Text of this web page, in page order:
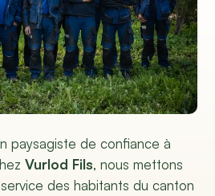
paysagiste de confiance à
Vurlod Fils, nous mettons
des habitants du canton